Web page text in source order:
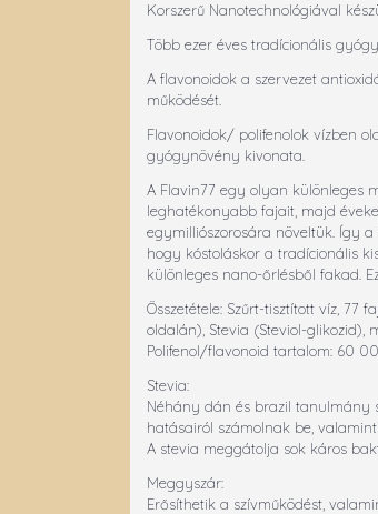
Korszerű Nanotechnológiával
Több ezer éves tradícionális
A flavonoidok a szervezet
működését.
Flavonoidok/ polifenolok vízben
gyógynövény kivonata.
A Flavin77 egy olyan különleges
leghatékonyabb fajait, majd
egymilliószorosára növeltük. Így
hogy kóstoláskor a tradícionális
különleges nano-őrlésből fakad.
Összetétele: Szűrt-tisztított víz,
oldalán), Stevia (Steviol-glikozid),
Polifenol/flavonoid tartalom: 60
Stevia:
Néhány dán és brazil tanulmány
hatásairól számolnak be,
A stevia meggátolja sok káros
Meggyszár:
Erősíthetik a szívműködést,